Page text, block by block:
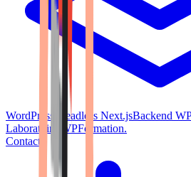
WordPress Headless Next.jsBackend
Laboratoire WPFormation.
Contact